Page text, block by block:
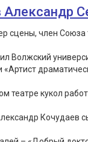
Александр
сцены, член Союза
Волжский
«Артист
театре кукол
Кочудаев